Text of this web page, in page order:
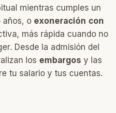
mientras cumples un
años, o exoneración con
más rápida cuando no
Desde la admisión del
los embargos y las
tu salario y tus cuentas.